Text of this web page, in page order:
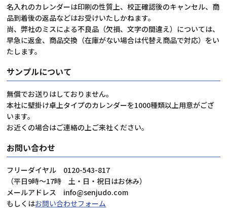
名入れのカレンダーは印刷の性質上、校正確認後のキャンセル、商
品到着後の返品などはお受けいたしかねます。
尚、弊社のミスによる不良品（欠損、文字の間違え）については、
早急に返金、商品交換（在庫がない場合は代替え商品で対応）をい
たします。
サンプルについて
無償でお送りはしておりません。
本社に壁掛け卓上タイプのカレンダーを1000種類以上用意がござ
います。
お近くの場合はご連絡の上ご来社ください。
お問い合わせ
フリーダイヤル 0120-543-817
（平日9時～17時 土・日・祝日はお休み）
メールアドレス info@senjudo.com
もしくはお問い合わせフォーム